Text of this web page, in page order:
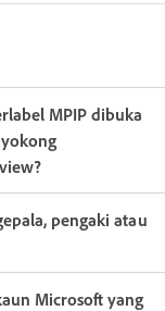
MPIP dibuka
pengaki atau
Microsoft yang